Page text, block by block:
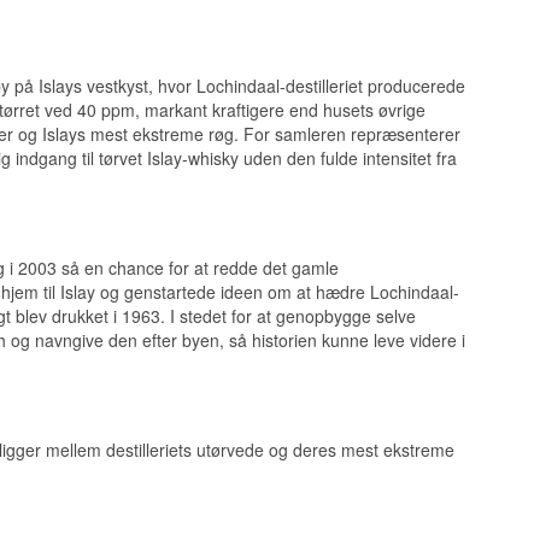
vinfade
med de
fra
af citrus under
varme.
på Islays vestkyst, hvor Lochindaal-destilleriet producerede
ved 40 ppm, markant kraftigere end husets øvrige
og Islays mest ekstreme røg. For samleren repræsenterer
til tørvet Islay-whisky uden den fulde intensitet fra
2003 så en chance for at redde det gamle
til Islay og genstartede ideen om at hædre Lochindaal-
blev drukket i 1963. I stedet for at genopbygge selve
navngive den efter byen, så historien kunne leve videre i
mellem destilleriets utørvede og deres mest ekstreme